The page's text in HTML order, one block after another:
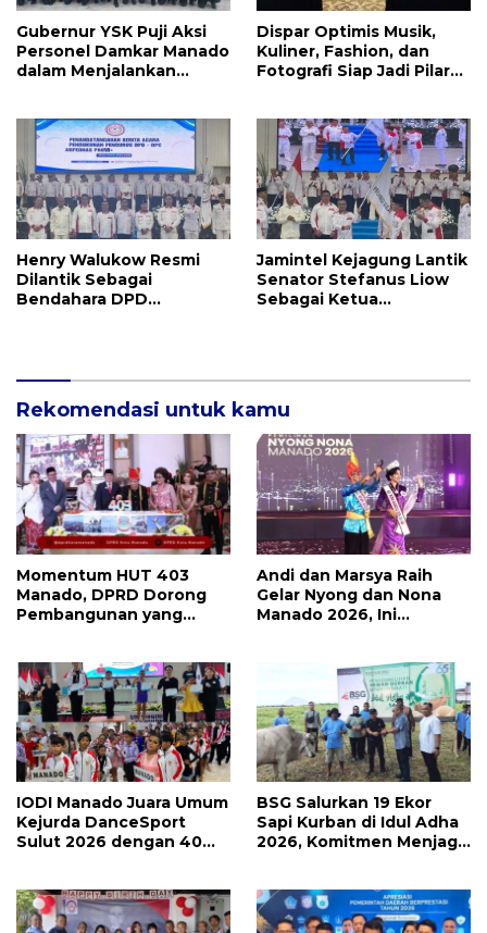
Gubernur YSK Puji Aksi
Personel Damkar Manado
dalam Menjalankan
Dispar Optimis Musik,
Kuliner, Fashion, dan
Fotografi Siap Jadi Pilar
Henry Walukow Resmi
Dilantik Sebagai
Bendahara DPD
Jamintel Kejagung Lantik
Senator Stefanus Liow
Sebagai Ketua
Rekomendasi untuk kamu
Momentum HUT 403
Manado, DPRD Dorong
Pembangunan yang
Andi dan Marsya Raih
Gelar Nyong dan Nona
Manado 2026, Ini
IODI Manado Juara Umum
Kejurda DanceSport
Sulut 2026 dengan 40
Menanti
BSG Salurkan 19 Ekor
Sapi Kurban di Idul Adha
2026, Komitmen Menjaga